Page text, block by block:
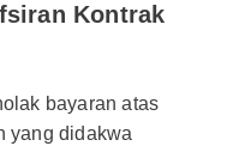
Kontrak
bayaran atas
yang didakwa